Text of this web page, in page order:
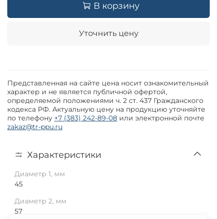
В корзину
Уточнить цену
Представленная на сайте цена носит ознакомительный
характер и не является публичной офертой,
определяемой положениями ч. 2 ст. 437 Гражданского
кодекса РФ. Актуальную цену на продукцию уточняйте
по телефону +7 (383) 242-89-08 или электронной почте
zakaz@tr-ppu.ru
Характеристики
Диаметр 1, мм
45
Диаметр 2, мм
57